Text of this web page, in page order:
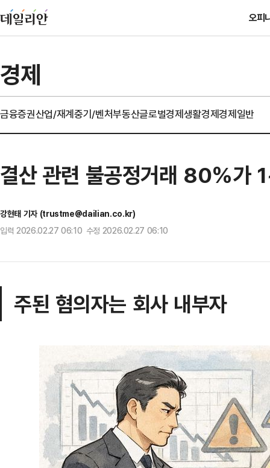
오피
경제
금융증권산업/재계중기/벤처부동산글로벌경제생활경제경제일반
결산 관련 불공정거래 80%가
강현태 기자 (trustme@dailian.co.kr)
입력 2026.02.27 06:10 수정 2026.02.27 06:10
주된 혐의자는 회사 내부자